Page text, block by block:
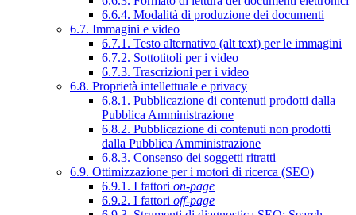
6.6.4. Modalità di produzione dei documenti
6.7. Immagini e video
6.7.1. Testo alternativo (alt text) per le immagini
6.7.2. Sottotitoli per i video
6.7.3. Trascrizioni per i video
6.8. Proprietà intellettuale e privacy
6.8.1. Pubblicazione di contenuti prodotti dalla
Pubblica Amministrazione
6.8.2. Pubblicazione di contenuti non prodotti
dalla Pubblica Amministrazione
6.8.3. Consenso dei soggetti ritratti
6.9. Ottimizzazione per i motori di ricerca (SEO)
6.9.1. I fattori on-page
6.9.2. I fattori off-page